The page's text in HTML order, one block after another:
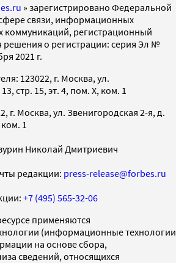
» зарегистрировано Федеральной
связи, информационных
коммуникаций, регистрационный
решения о регистрации: серия Эл №
2021 г.
123022, г. Москва, ул.
стр. 15, эт. 4, пом. X, ком. 1
г. Москва, ул. Звенигородская 2-я, д.
1
Николай Дмитриевич
редакции: press-release@forbes.ru
+7 (495) 565-32-06
применяются
(информационные технологии
на основе сбора,
сведений, относящихся